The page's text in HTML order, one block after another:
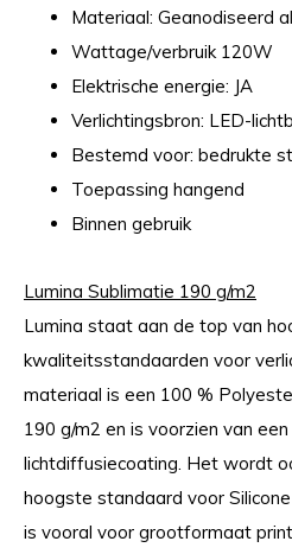
Materiaal: Geanodiseerd
Wattage/verbruik 120W
Elektrische energie: JA
Verlichtingsbron: LED-
Bestemd voor: bedrukte
Toepassing hangend
Binnen gebruik
Lumina Sublimatie 190 g/m2
Lumina staat aan de top van
kwaliteitsstandaarden voor
materiaal is een 100 %
190 g/m2 en is voorzien van
lichtdiffusiecoating. Het wordt
hoogste standaard voor
is vooral voor grootformaat